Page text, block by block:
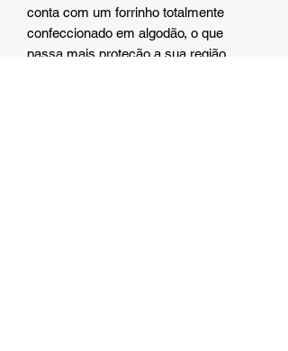
conta com um forrinho totalmente
confeccionado em algodão, o que
passa mais proteção a sua região